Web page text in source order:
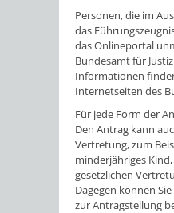
Personen, die im
das
das Onlineportal
Bundesamt für
Informationen
Internetseiten des
Für jede Form der
Den Antrag kann
Vertretung, zum
minderjähriges Kind,
gesetzlichen
Dagegen können
zur Antragstellung